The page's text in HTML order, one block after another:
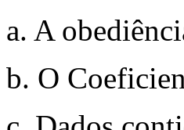
a. A
b. O